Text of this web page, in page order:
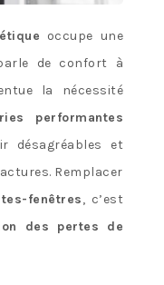
occupe une
de confort à
la nécessité
performantes
désagréables et
Remplacer
fenêtres, c’est
des pertes de